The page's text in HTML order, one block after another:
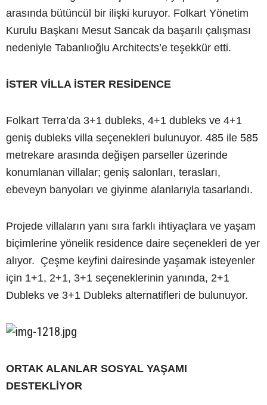
arasında bütüncül bir ilişki kuruyor. Folkart Yönetim
Kurulu Başkanı Mesut Sancak da başarılı çalışması
nedeniyle Tabanlıoğlu Architects’e teşekkür etti.
İSTER VİLLA İSTER RESİDENCE
Folkart Terra’da 3+1 dubleks, 4+1 dubleks ve 4+1
geniş dubleks villa seçenekleri bulunuyor. 485 ile 585
metrekare arasında değişen parseller üzerinde
konumlanan villalar; geniş salonları, terasları,
ebeveyn banyoları ve giyinme alanlarıyla tasarlandı.
Projede villaların yanı sıra farklı ihtiyaçlara ve yaşam
biçimlerine yönelik residence daire seçenekleri de yer
alıyor. Çeşme keyfini dairesinde yaşamak isteyenler
için 1+1, 2+1, 3+1 seçeneklerinin yanında, 2+1
Dubleks ve 3+1 Dubleks alternatifleri de bulunuyor.
ORTAK ALANLAR SOSYAL YAŞAMI
DESTEKLİYOR